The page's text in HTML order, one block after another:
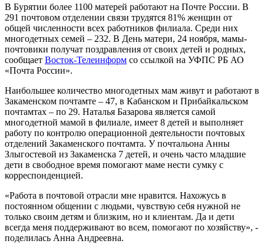
В Бурятии более 1100 матерей работают на Почте России. В
291 почтовом отделении связи трудятся 81% женщин от
общей численности всех работников филиала. Среди них
многодетных семей – 232. В День матери, 24 ноября, мамы-
почтовики получат поздравления от своих детей и родных,
сообщает Восток-Телеинформ со ссылкой на УФПС РБ АО
«Почта России».
Наибольшее количество многодетных мам живут и работают в
Закаменском почтамте – 47, в Кабанском и Прибайкальском
почтамтах – по 29. Наталья Базарова является самой
многодетной мамой в филиале, имеет 8 детей и выполняет
работу по контролю операционной деятельности почтовых
отделений Закаменского почтамта. У почтальона Анны
Злыгостевой из Закаменска 7 детей, и очень часто младшие
дети в свободное время помогают маме нести сумку с
корреспонденцией.
«Работа в почтовой отрасли мне нравится. Нахожусь в
постоянном общении с людьми, чувствую себя нужной не
только своим детям и близким, но и клиентам. Да и дети
всегда меня поддерживают во всем, помогают по хозяйству», -
поделилась Анна Андреевна.